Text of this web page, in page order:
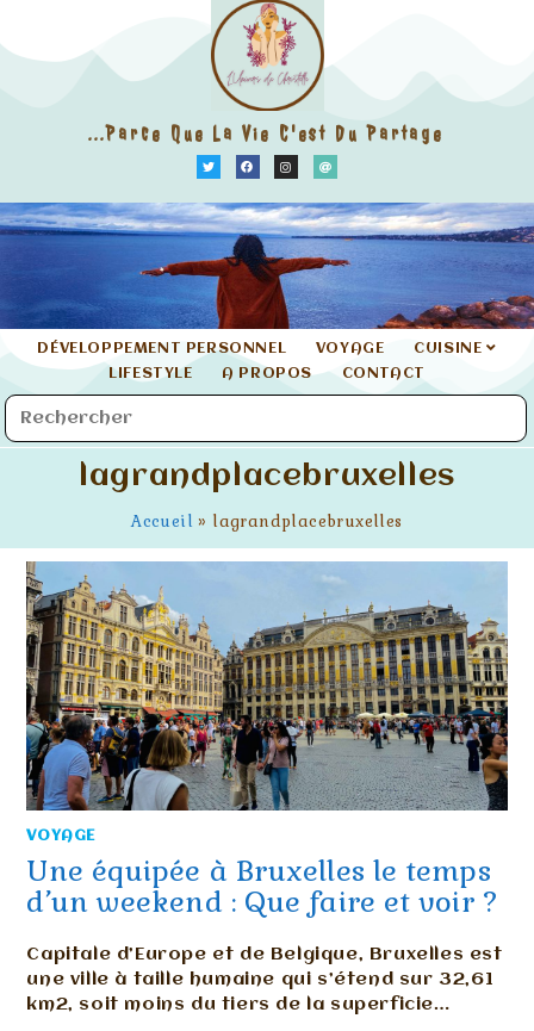
...parce Que La Vie C'est Du Partage
DÉVELOPPEMENT PERSONNEL VOYAGE
CUISINE
LIFESTYLE
A PROPOS CONTACT
lagrandplacebruxelles
Accueil » lagrandplacebruxelles
VOYAGE
Une équipée à Bruxelles le temps
d’un weekend : Que faire et voir ?
Capitale d’Europe et de Belgique, Bruxelles est
une ville à taille humaine qui s’étend sur 32,61
km2, soit moins du tiers de la superficie…